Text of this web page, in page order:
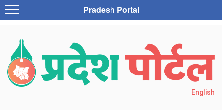
Pradesh Portal
English